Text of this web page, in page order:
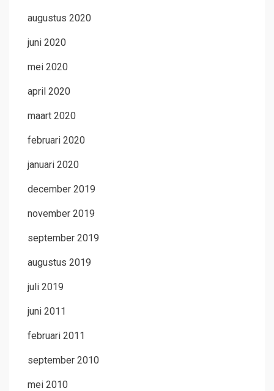
augustus 2020
juni 2020
mei 2020
april 2020
maart 2020
februari 2020
januari 2020
december 2019
november 2019
september 2019
augustus 2019
juli 2019
juni 2011
februari 2011
september 2010
mei 2010